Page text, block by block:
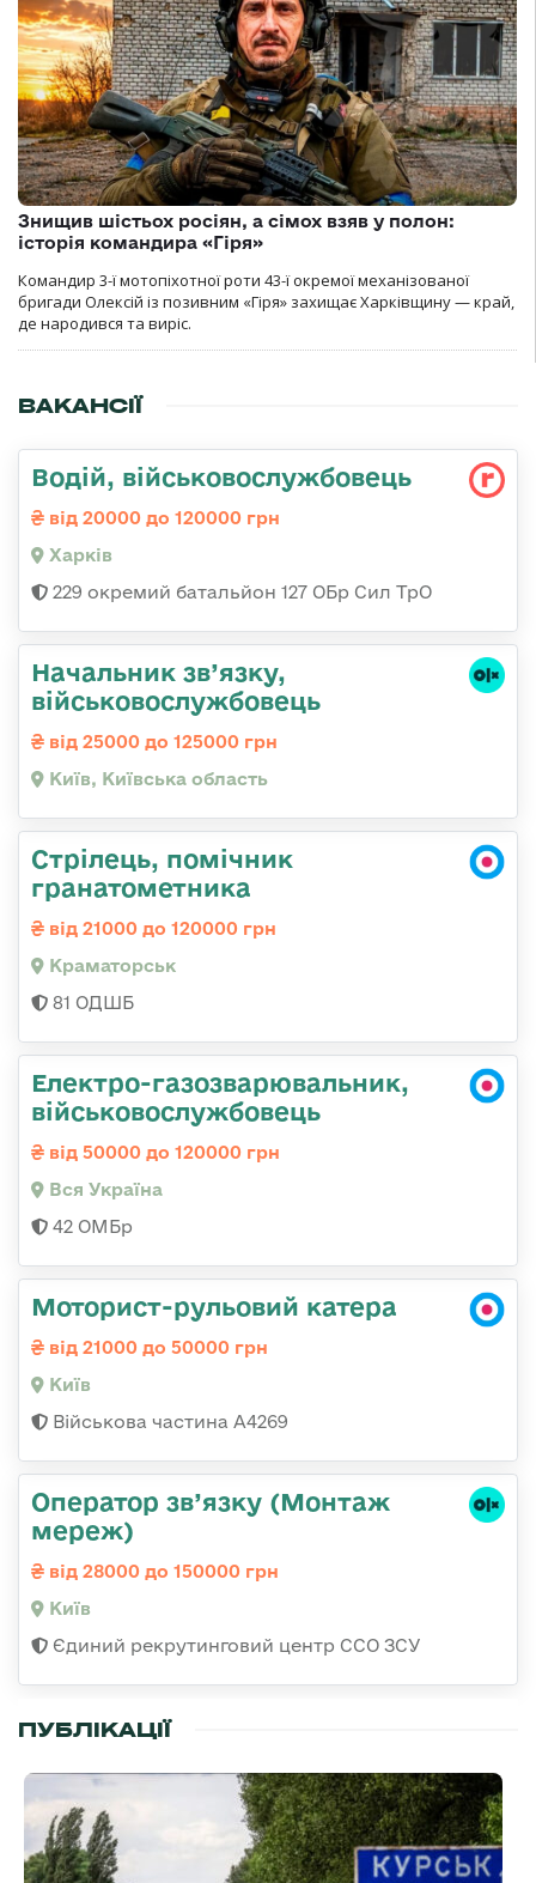
Знищив шістьох росіян, а сімох взяв у полон:
історія командира «Гіря»
Командир 3-ї мотопіхотної роти 43-ї окремої механізованої
бригади Олексій із позивним «Гіря» захищає Харківщину — край,
де народився та виріс.
ВАКАНСІЇ
Водій, військовослужбовець
від 20000 до 120000 грн
Харків
229 окремий батальйон 127 ОБр Сил ТрО
Начальник зв’язку,
військовослужбовець
від 25000 до 125000 грн
Київ, Київська область
Стрілець, помічник
гранатометника
від 21000 до 120000 грн
Краматорськ
81 ОДШБ
Електро-газозварювальник,
військовослужбовець
від 50000 до 120000 грн
Вся Україна
42 ОМБр
Моторист-рульовий катера
від 21000 до 50000 грн
Київ
Військова частина А4269
Оператор зв’язку (Монтаж
мереж)
від 28000 до 150000 грн
Київ
Єдиний рекрутинговий центр ССО ЗСУ
ПУБЛІКАЦІЇ